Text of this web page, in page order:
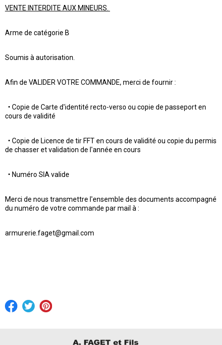
VENTE INTERDITE AUX MINEURS.
Arme de catégorie B
Soumis à autorisation.
Afin de VALIDER VOTRE COMMANDE, merci de fournir :
• Copie de Carte d'identité recto-verso ou copie de passeport en
cours de validité
• Copie de Licence de tir FFT en cours de validité ou copie du permis
de chasser et validation de l'année en cours
• Numéro SIA valide
Merci de nous transmettre l'ensemble des documents accompagné
du numéro de votre commande par mail à :
armurerie.faget@gmail.com